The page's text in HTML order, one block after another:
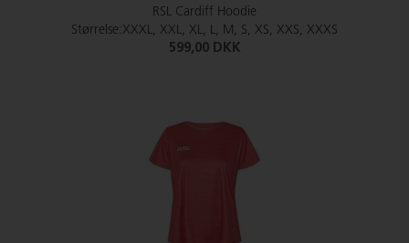
RSL Cardiff Hoodie
Størrelse:XXXL, XXL, XL, L, M, S, XS, XXS, XXXS
599,00 DKK